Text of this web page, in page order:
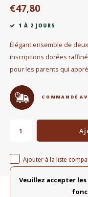
Petit déjeuner
Outdoor accessoires
Happy stuff
€47,80
1 À 2 JOURS
Élégant ensemble de
inscriptions dorées
pour les parents qui
COMMANDÉ
Ajouter à la liste
Description du produit
Veuillez accepter